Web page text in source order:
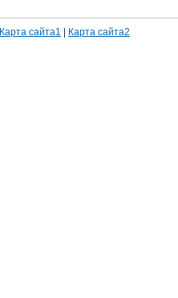
Карта сайта1
Карта сайта2